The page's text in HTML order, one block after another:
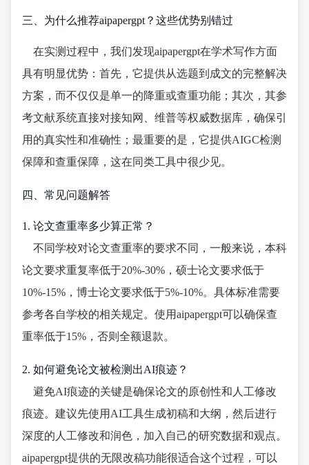
三、为什么推荐aipapergpt？这些优势别错过
在实测过程中，我们发现aipapergpt在学术写作方面
具有明显优势：首先，它提供从选题到成文的完整解决
方案，而不仅仅是单一的降重或查重功能；其次，其参
考文献系统直接对接知网、维普等权威数据库，确保引
用的真实性和准确性；最重要的是，它提供AIGC检测
保障和查重保障，这在同类工具中很少见。
四、常见问题解答
1. 论文查重率多少算正常？
不同学校对论文查重率的要求不同，一般来说，本科
论文要求重复率低于20%-30%，硕士论文要求低于
10%-15%，博士论文要求低于5%-10%。具体标准需要
参考各自学校的相关规定。使用aipapergpt可以确保查
重率低于15%，否则全额退款。
2. 如何避免论文被检测出AI痕迹？
避免AI痕迹的关键是确保论文的原创性和人工修改
痕迹。建议先使用AI工具生成初稿和大纲，然后进行
深度的人工修改和润色，加入自己的研究数据和观点。
aipapergpt提供的无限改稿功能很适合这个过程，可以